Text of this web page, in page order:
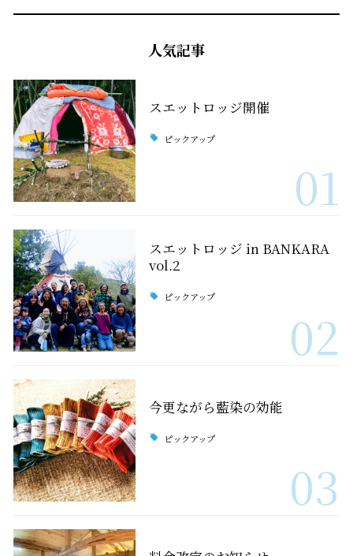
人気記事
スエットロッジ開催
ピックアップ
01
スエットロッジ in BANKARA
vol.2
ピックアップ
02
今更ながら藍染の効能
ピックアップ
03